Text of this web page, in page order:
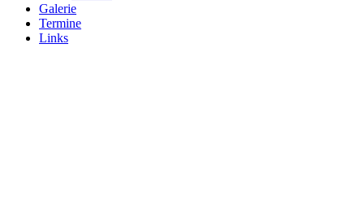
Galerie
Termine
Links